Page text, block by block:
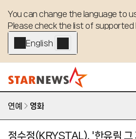
You can change the language to
Please check the list of supported
English - EN
연예 영화
정수정(KRYSTAL), '한유림 그